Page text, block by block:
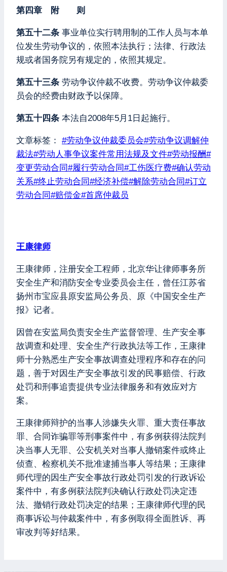
第四章 附 则
第五十二条 事业单位实行聘用制的工作人员与本单
位发生劳动争议的，依照本法执行；法律、行政法
规或者国务院另有规定的，依照其规定。
第五十三条 劳动争议仲裁不收费。劳动争议仲裁委
员会的经费由财政予以保障。
第五十四条 本法自2008年5月1日起施行。
文章标签： #劳动争议仲裁委员会#劳动争议调解仲
裁法#劳动人事争议案件常用法规及文件#劳动报酬#
变更劳动合同#履行劳动合同#工伤医疗费#确认劳动
关系#终止劳动合同#经济补偿#解除劳动合同#订立
劳动合同#赔偿金#首席仲裁员
王康律师
王康律师，注册安全工程师，北京华让律师事务所
安全生产和消防安全专业委员会主任，曾任江苏省
扬州市宝应县原安监局公务员、原《中国安全生产
报》记者。
因曾在安监局负责安全生产监督管理、生产安全事
故调查和处理、安全生产行政执法等工作，王康律
师十分熟悉生产安全事故调查处理程序和存在的问
题，善于对因生产安全事故引发的民事赔偿、行政
处罚和刑事追责提供专业法律服务和有效应对方
案。
王康律师辩护的当事人涉嫌失火罪、重大责任事故
罪、合同诈骗罪等刑事案件中，有多例获得法院判
决当事人无罪、公安机关对当事人撤销案件或终止
侦查、检察机关不批准逮捕当事人等结果；王康律
师代理的因生产安全事故行政处罚引发的行政诉讼
案件中，有多例获法院判决确认行政处罚决定违
法、撤销行政处罚决定的结果；王康律师代理的民
商事诉讼与仲裁案件中，有多例取得全面胜诉、再
审改判等好结果。